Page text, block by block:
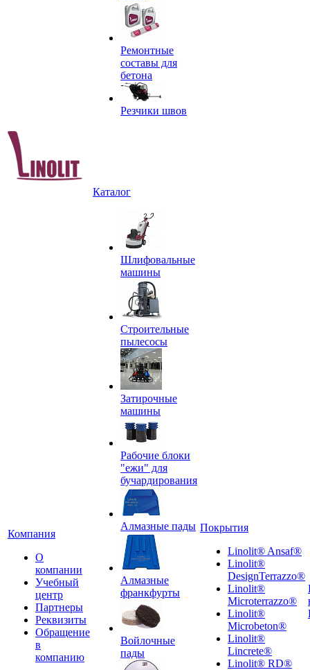
Ремонтные
составы для
бетона
Резчики швов
Компания
О
компании
Учебный
центр
Партнеры
Реквизиты
Обращение
в
компанию
Каталог
Шлифовальные
машины
Строительные
пылесосы
Затирочные
машины
Рабочие блоки
"ежи" для
бучардирования
Алмазные пады
Алмазные
франкфурты
Войлочные
пады
Покрытия
Linolit® Ansaf®
Linolit®
DesignTerrazzo®
Linolit®
Microterrazzo®
Linolit®
Microbeton®
Linolit®
Lincrete®
Linolit® RD®